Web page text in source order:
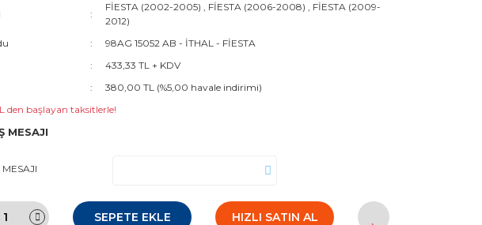
FİESTA (2002-2005) , FİESTA (2006-2008) , FİESTA (2009-
2012)
98AG 15052 AB - İTHAL - FİESTA
433,33 TL + KDV
380,00 TL (%5,00 havale indirimi)
den başlayan taksitlerle!
MESAJI
MESAJI
SEPETE EKLE HIZLI SATIN AL